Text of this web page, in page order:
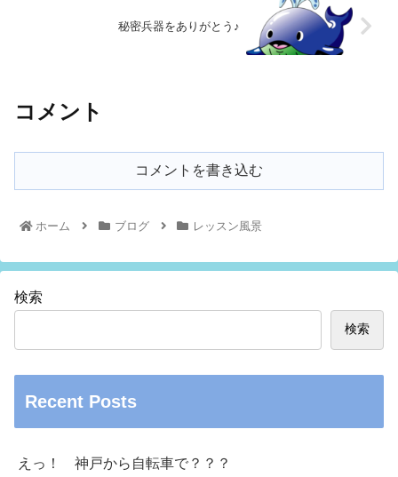
秘密兵器をありがとう♪
コメント
コメントを書き込む
ホーム ブログ レッスン風景
検索
検索
Recent Posts
えっ！ 神戸から自転車で？？？